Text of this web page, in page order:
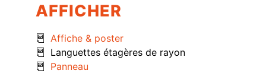
AFFICHER
Affiche & poster
Languettes étagères de rayon
Panneau